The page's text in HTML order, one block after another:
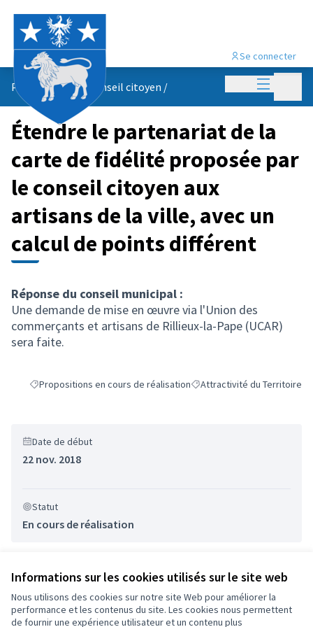
Informations sur les cookies utilisés sur le site web
Nous utilisons des cookies sur notre site Web pour améliorer la
performance et les contenus du site. Les cookies nous permettent
de fournir une expérience utilisateur et un contenu plus
Menu
Se connecter
Propositions du conseil citoyen /
Étendre le partenariat de la
carte de fidélité proposée par
le conseil citoyen aux
artisans de la ville, avec un
calcul de points différent
Réponse du conseil municipal :
Une demande de mise en œuvre via l'Union des
commerçants et artisans de Rillieux-la-Pape (UCAR)
sera faite.
Filtrer les résultats de la catégorie : Propositions en cours de
Propositions en cours de réalisationFiltrer les résultats pour le
Attractivité du Territoire
Date de début
22 nov. 2018
Statut
En cours de réalisation
Conditions d'utilisation
Paramètres des cookies